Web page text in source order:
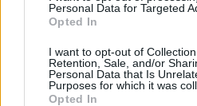
Personal Data for Targeted
Opted In
I want to opt-out of
Retention, Sale, and/or
Personal Data that Is
Purposes for which it was
Opted In
Profesjonalizm na serio